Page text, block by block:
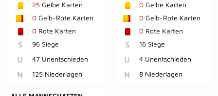
25 Gelbe Karten
0 Gelb-Rote Karten
0 Rote Karten
S 96 Siege
U 47 Unentschieden
N 125 Niederlagen
0Gelbe Karten
0Gelb-Rote Karten
0Rote Karten
S 16 Siege
U 4 Unentschieden
N 8 Niederlagen